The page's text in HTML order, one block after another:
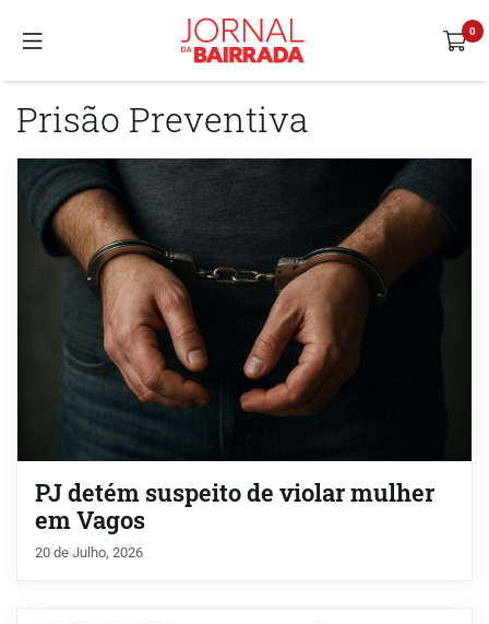
Prisão Preventiva
PJ detém suspeito de violar mulher
em Vagos
20 de Julho, 2026